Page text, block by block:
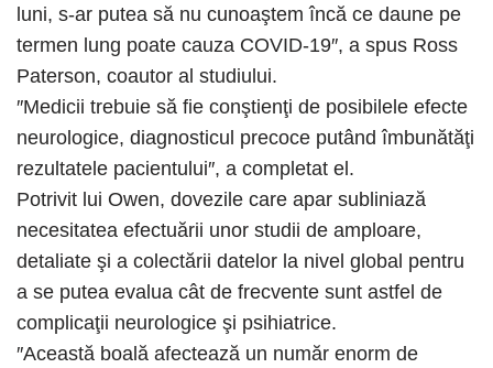
luni, s-ar putea să nu cunoaştem încă ce daune pe
termen lung poate cauza COVID-19″⁣, a spus Ross
Paterson, coautor al studiului.
″Medicii trebuie să fie conştienţi de posibilele efecte
neurologice, diagnosticul precoce putând îmbunătăţi
rezultatele pacientului″⁣, a completat el.
Potrivit lui Owen, dovezile care apar subliniază
necesitatea efectuării unor studii de amploare,
detaliate şi a colectării datelor la nivel global pentru
a se putea evalua cât de frecvente sunt astfel de
complicaţii neurologice şi psihiatrice.
″Această boală afectează un număr enorm de